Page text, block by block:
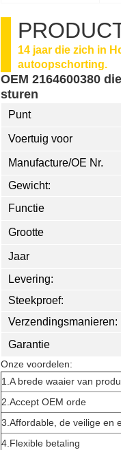
14 jaar die zich in
autoopschorting.
OEM 2164600380
sturen
Punt
Voertuig voor
Manufacture/OE Nr.
Gewicht:
Functie
Grootte
Jaar
Levering:
Steekproef:
Verzendingsmanieren:
Garantie
Onze voordelen:
1.A brede waaier van
2.Accept OEM orde
3.Affordable, de veilige en
4.Flexible betaling